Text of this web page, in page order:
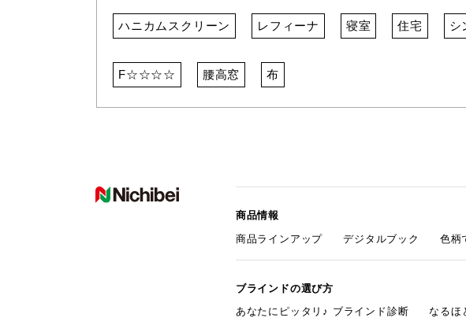
ハニカムスクリーン レフィーナ 寝室 住宅 シ
F☆☆☆☆ 腰高窓 布
商品情報
商品ラインアップ
デジタルブック 色柄
ブラインドの選び方
あなたにピッタリ♪ ブラインド診断
なるほ